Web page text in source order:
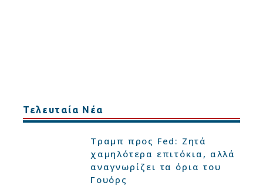
Τελευταία Νέα
Τραμπ προς Fed: Ζητά
χαμηλότερα επιτόκια, αλλά
αναγνωρίζει τα όρια του
Γουόρς